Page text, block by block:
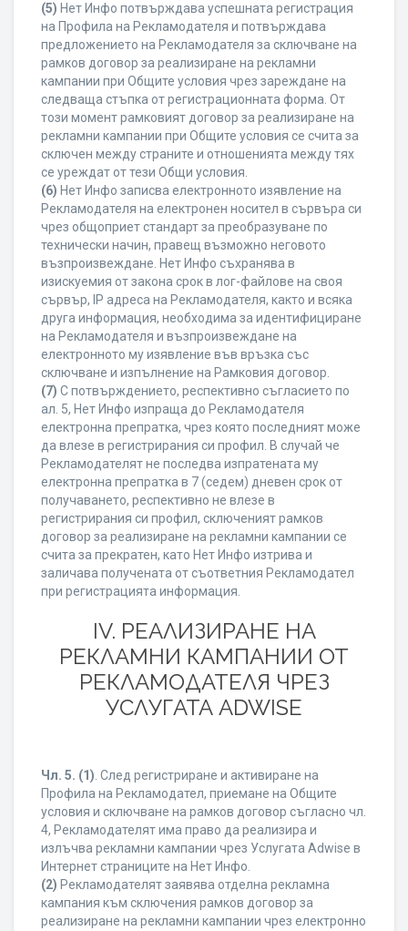
(5) Нет Инфо потвърждава успешната регистрация
на Профила на Рекламодателя и потвърждава
предложението на Рекламодателя за сключване на
рамков договор за реализиране на рекламни
кампании при Общите условия чрез зареждане на
следваща стъпка от регистрационната форма. От
този момент рамковият договор за реализиране на
рекламни кампании при Общите условия се счита за
сключен между страните и отношенията между тях
се уреждат от тези Общи условия.
(6) Нет Инфо записва електронното изявление на
Рекламодателя на електронен носител в сървъра си
чрез общоприет стандарт за преобразуване по
технически начин, правещ възможно неговото
възпроизвеждане. Нет Инфо съхранява в
изискуемия от закона срок в лог-файлове на своя
сървър, IP адреса на Рекламодателя, както и всяка
друга информация, необходима за идентифициране
на Рекламодателя и възпроизвеждане на
електронното му изявление във връзка със
сключване и изпълнение на Рамковия договор.
(7) С потвърждението, респективно съгласието по
ал. 5, Нет Инфо изпраща до Рекламодателя
електронна препратка, чрез която последният може
да влезе в регистрирания си профил. В случай че
Рекламодателят не последва изпратената му
електронна препратка в 7 (седем) дневен срок от
получаването, респективно не влезе в
регистрирания си профил, сключеният рамков
договор за реализиране на рекламни кампании се
счита за прекратен, като Нет Инфо изтрива и
заличава получената от съответния Рекламодател
при регистрацията информация.
IV. РЕАЛИЗИРАНЕ НА
РЕКЛАМНИ КАМПАНИИ ОТ
РЕКЛАМОДАТЕЛЯ ЧРЕЗ
УСЛУГАТА ADWISE
Чл. 5. (1) . След регистриране и активиране на
Профила на Рекламодател, приемане на Общите
условия и сключване на рамков договор съгласно чл.
4, Рекламодателят има право да реализира и
излъчва рекламни кампании чрез Услугата Adwise в
Интернет страниците на Нет Инфо.
(2) Рекламодателят заявява отделна рекламна
кампания към сключения рамков договор за
реализиране на рекламни кампании чрез електронно